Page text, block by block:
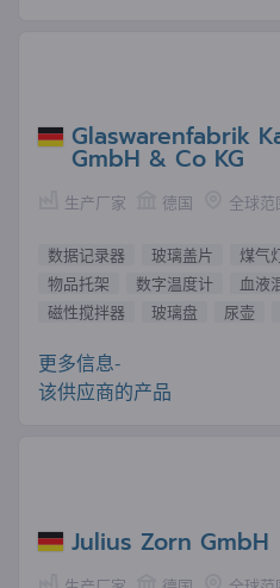
Glaswarenfabrik
GmbH & Co KG
生产厂家 德国 全球范
数据记录器 玻璃盖片 煤气
物品托架
数字温度计
血液
磁性搅拌器
玻璃盘 尿壶
更多信息-
该供应商的产品
Julius Zorn GmbH